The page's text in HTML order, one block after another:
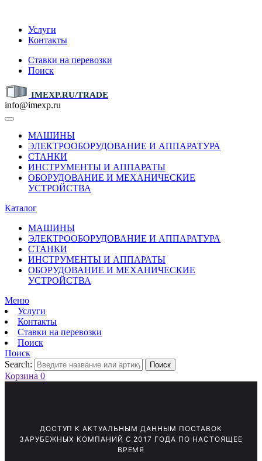
Услуги
Контакты
Ставки на перевозки
Поиск
IMEXP.RU/TRADE
info@imexp.ru
МАШИНЫ
ЭЛЕКТРООБОРУДОВАНИЕ И АППАРАТУРА
СТАНКИ
ИНСТРУМЕНТЫ И АППАРАТЫ
ОБОРУДОВАНИЕ И МЕХАНИЧЕСКИЕ
УСТРОЙСТВА
Каталог
МАШИНЫ
ЭЛЕКТРООБОРУДОВАНИЕ И АППАРАТУРА
СТАНКИ
ИНСТРУМЕНТЫ И АППАРАТЫ
ОБОРУДОВАНИЕ И МЕХАНИЧЕСКИЕ
УСТРОЙСТВА
Меню
Услуги
Контакты
Ставки на перевозки
Поиск
Поиск
Search:
Поиск
Корзина 0
ДОСТУП К АКТУАЛЬНЫМ ДАННЫМ ПОСТАВОК
ЗАРУБЕЖНЫХ КОМПАНИЙ С 2017 ГОДА ПО НАСТОЯЩЕЕ
ВРЕМЯ